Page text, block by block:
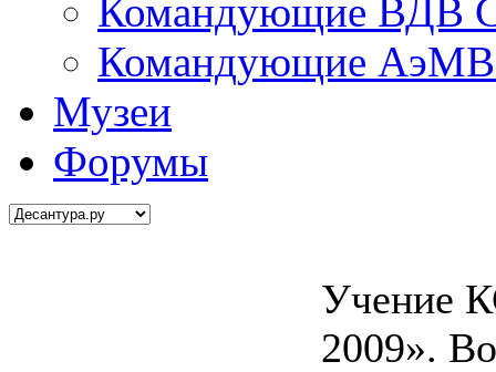
Командующие ВДВ
Командующие АэМВ
Музеи
Форумы
Учение
2009».